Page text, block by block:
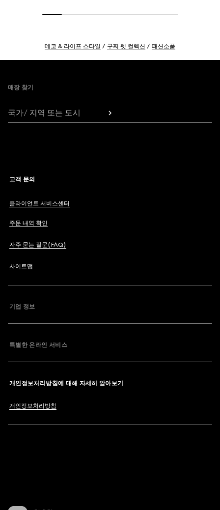
데코 & 라이프 스타일 구찌 펫 컬렉션 패션소품
매장 찾기
국가/ 지역 또는 도시
고객 문의
클라이언트 서비스센터
주문 내역 확인
자주 묻는 질문(FAQ)
사이트맵
기업 정보
특별한 온라인 서비스
개인정보처리방침에 대해 자세히 알아보기
개인정보처리방침